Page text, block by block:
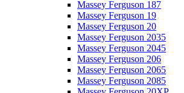
Massey Ferguson 187
Massey Ferguson 19
Massey Ferguson 20
Massey Ferguson 2035
Massey Ferguson 2045
Massey Ferguson 206
Massey Ferguson 2065
Massey Ferguson 2085